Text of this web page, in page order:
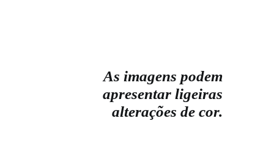
As imagens podem
apresentar ligeiras
alterações de cor.